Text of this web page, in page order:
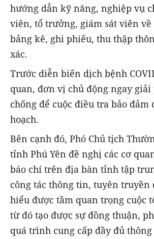
hướng dẫn kỹ năng, nghiệp vụ
viên, tổ trưởng, giám sát viên
bảng kê, ghi phiếu, thu thập
xác.
Trước diễn biến dịch bệnh
quan, đơn vị chủ động ngay giải
chống để cuộc điều tra bảo đảm
hoạch.
Bên cạnh đó, Phó Chủ tịch
tỉnh Phú Yên đề nghị các cơ
báo chí trên địa bàn tỉnh tập
công tác thông tin, tuyên truyền
hiểu được tầm quan trọng cuộc
từ đó tạo được sự đồng thuận,
quá trình cung cấp đầy đủ